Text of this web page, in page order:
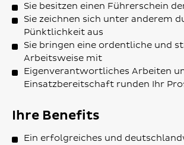
Sie besitzen einen Führerschein
Sie zeichnen sich unter anderem
Pünktlichkeit aus
Sie bringen eine ordentliche und
Arbeitsweise mit
Eigenverantwortliches Arbeiten
Einsatzbereitschaft runden Ihr
Ihre Benefits
Ein erfolgreiches und